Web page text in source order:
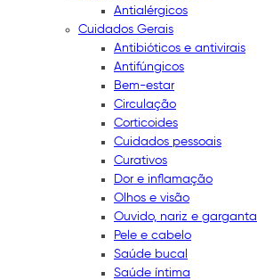
Antialérgicos
Cuidados Gerais
Antibióticos e antivirais
Antifúngicos
Bem-estar
Circulação
Corticoides
Cuidados pessoais
Curativos
Dor e inflamação
Olhos e visão
Ouvido, nariz e garganta
Pele e cabelo
Saúde bucal
Saúde íntima